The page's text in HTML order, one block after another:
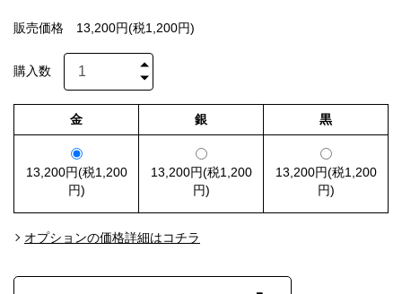
販売価格 13,200円(税1,200円)
購入数
金 銀 黒
13,200円(税1,200
円)
13,200円(税1,200
円)
13,200円(税1,200
円)
オプションの価格詳細はコチラ